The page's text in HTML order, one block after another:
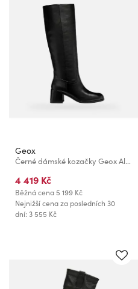
Geox
Černé dámské kozačky Geox Alnoire
4 419 Kč
Běžná cena5 199 Kč
Nejnižší cena za posledních 30
dní: 3 555 Kč